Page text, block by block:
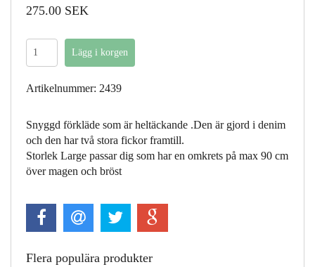
275.00 SEK
Artikelnummer: 2439
Snyggd förkläde som är heltäckande .Den är gjord i denim
och den har två stora fickor framtill.
Storlek Large passar dig som har en omkrets på max 90 cm
över magen och bröst
Flera populära produkter